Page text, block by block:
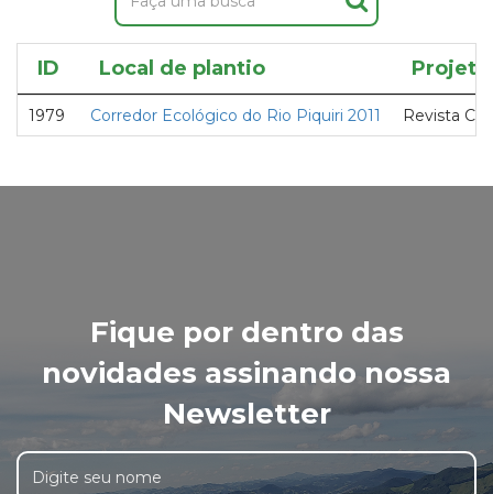
ID Local de plantio Projeto
1979 Corredor Ecológico do Rio Piquiri 2011 Revista
Fique por dentro das
novidades assinando nossa
Newsletter